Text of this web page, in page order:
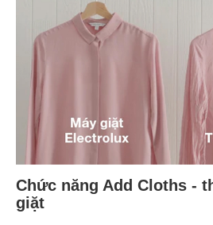
Chức năng Add Cloths -
giặt